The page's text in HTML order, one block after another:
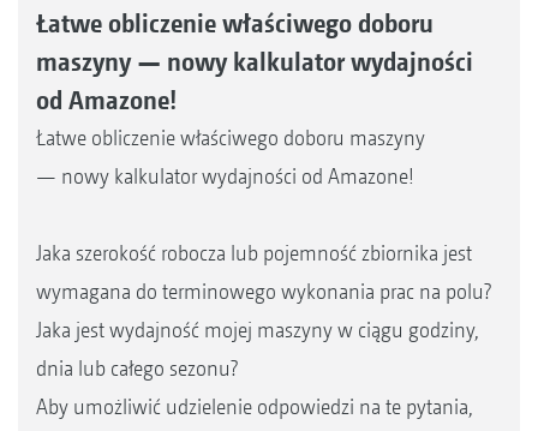
Łatwe obliczenie właściwego doboru
maszyny — nowy kalkulator wydajności
od Amazone!
Łatwe obliczenie właściwego doboru maszyny
— nowy kalkulator wydajności od Amazone!
Jaka szerokość robocza lub pojemność zbiornika jest
wymagana do terminowego wykonania prac na polu?
Jaka jest wydajność mojej maszyny w ciągu godziny,
dnia lub całego sezonu?
Aby umożliwić udzielenie odpowiedzi na te pytania,